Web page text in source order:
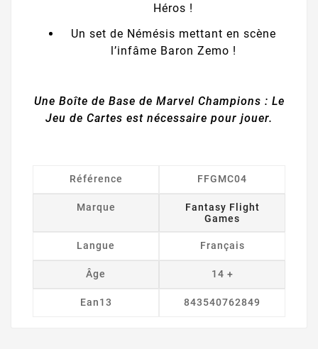
Héros !
Un set de Némésis mettant en scène
l’infâme Baron Zemo !
Une Boîte de Base de Marvel Champions : Le
Jeu de Cartes est nécessaire pour jouer.
Référence FFGMC04
Marque
Fantasy Flight
Games
Langue Français
Âge 14 +
Ean13 843540762849